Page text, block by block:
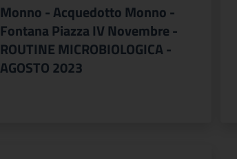
Monno - Acquedotto Monno -
Fontana Piazza IV Novembre -
ROUTINE MICROBIOLOGICA -
AGOSTO 2023